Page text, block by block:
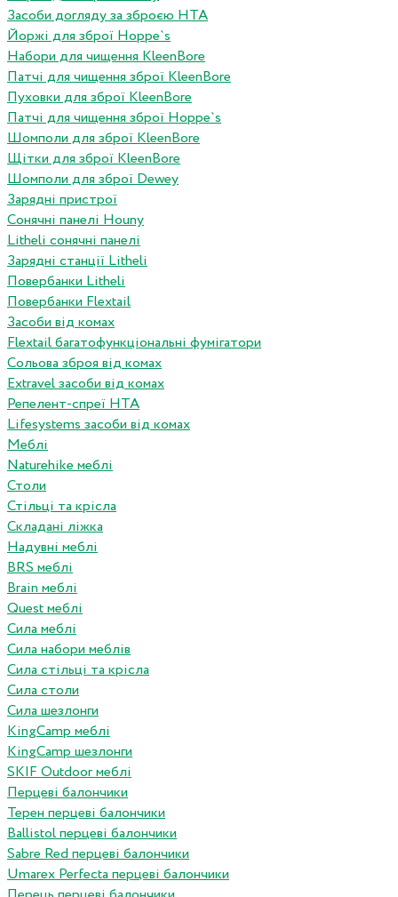
Засоби догляду за зброєю HTA
Йоржі для зброї Hoppe`s
Набори для чищення KleenBore
Патчі для чищення зброї KleenBore
Пуховки для зброї KleenBore
Патчі для чищення зброї Hoppe`s
Шомполи для зброї KleenBore
Щітки для зброї KleenBore
Шомполи для зброї Dewey
Зарядні пристрої
Сонячні панелі Houny
Litheli сонячні панелі
Зарядні станції Litheli
Повербанки Litheli
Повербанки Flextail
Засоби від комах
Flextail багатофункціональні фумігатори
Сольова зброя від комах
Extravel засоби від комах
Репелент-спреї HTA
Lifesystems засоби від комах
Меблі
Naturehike меблі
Столи
Стільці та крісла
Складані ліжка
Надувні меблі
BRS меблі
Brain меблі
Quest меблі
Сила меблі
Сила набори меблів
Сила стільці та крісла
Сила столи
Сила шезлонги
KingCamp меблі
KingCamp шезлонги
SKIF Outdoor меблі
Перцеві балончики
Терен перцеві балончики
Ballistol перцеві балончики
Sabre Red перцеві балончики
Umarex Perfecta перцеві балончики